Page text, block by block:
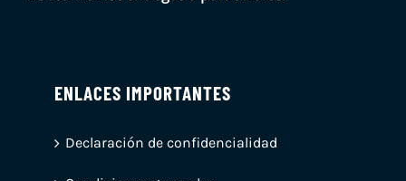
ENLACES IMPORTANTES
Declaración de confidencialidad